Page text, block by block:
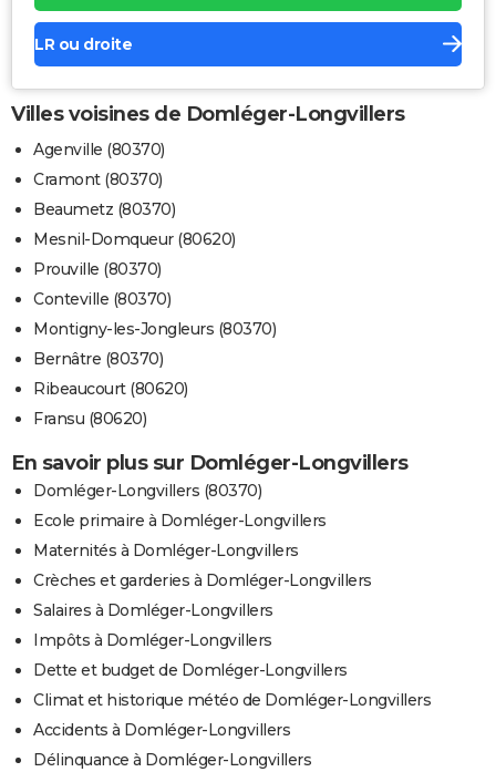
LR ou droite
Villes voisines de Domléger-Longvillers
Agenville (80370)
Cramont (80370)
Beaumetz (80370)
Mesnil-Domqueur (80620)
Prouville (80370)
Conteville (80370)
Montigny-les-Jongleurs (80370)
Bernâtre (80370)
Ribeaucourt (80620)
Fransu (80620)
En savoir plus sur Domléger-Longvillers
Domléger-Longvillers (80370)
Ecole primaire à Domléger-Longvillers
Maternités à Domléger-Longvillers
Crèches et garderies à Domléger-Longvillers
Salaires à Domléger-Longvillers
Impôts à Domléger-Longvillers
Dette et budget de Domléger-Longvillers
Climat et historique météo de Domléger-Longvillers
Accidents à Domléger-Longvillers
Délinquance à Domléger-Longvillers